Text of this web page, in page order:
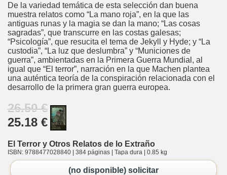
De la variedad temática de esta selección dan buena
muestra relatos como “La mano roja”, en la que las
antiguas runas y la magia se dan la mano; “Las cosas
sagradas”, que transcurre en las costas galesas;
“Psicología”, que resucita el tema de Jekyll y Hyde; y “La
custodia”, “La luz que deslumbra” y “Municiones de
guerra”, ambientadas en la Primera Guerra Mundial, al
igual que “El terror”, narración en la que Machen plantea
una auténtica teoría de la conspiración relacionada con el
desarrollo de la primera gran guerra europea.
26.50 €
25.18 €
El Terror y Otros Relatos de lo Extraño
ISBN: 9788477028840 | 384 páginas | Tapa dura | 0.85 kg
(no disponible) solicitar